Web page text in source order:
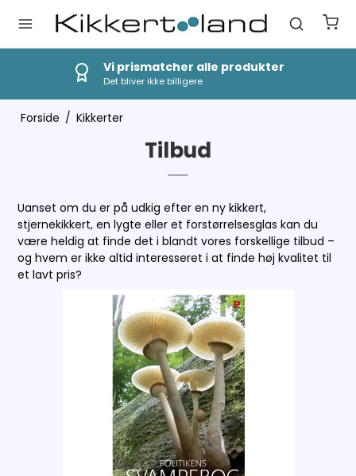
Vi prismatcher alle produkter
Det bliver ikke billigere
Forside / Kikkerter
Tilbud
Uanset om du er på udkig efter en ny kikkert,
stjernekikkert, en lygte eller et forstørrelsesglas kan du
være heldig at finde det i blandt vores forskellige tilbud –
og hvem er ikke altid interesseret i at finde høj kvalitet til
et lavt pris?